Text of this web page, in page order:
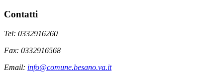
Contatti
Tel: 0332916260
Fax: 0332916568
Email: info@comune.besano.va.it